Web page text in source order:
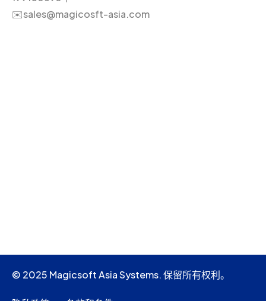
✉️sales@magicosft-asia.com
© 2025 Magicsoft Asia Systems. 保留所有权利。